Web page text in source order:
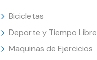
Bicicletas
Deporte y Tiempo Libre
Maquinas de Ejercicios